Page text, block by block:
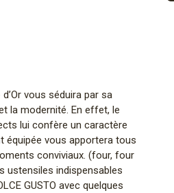
vous séduira par sa
la modernité. En effet, le
lui confère un caractère
équipée vous apportera tous
conviviaux. (four, four
ustensiles indispensables
GUSTO avec quelques